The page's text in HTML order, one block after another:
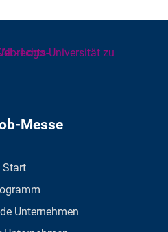
Messe
Start
Unternehmen